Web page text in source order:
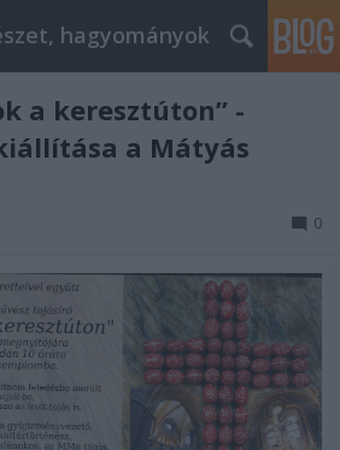
hagyományok
a keresztúton” -
a Mátyás
0